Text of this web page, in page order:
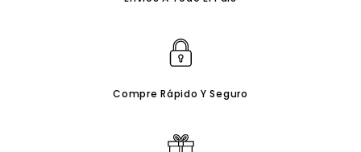
Compre Rápido Y Seguro